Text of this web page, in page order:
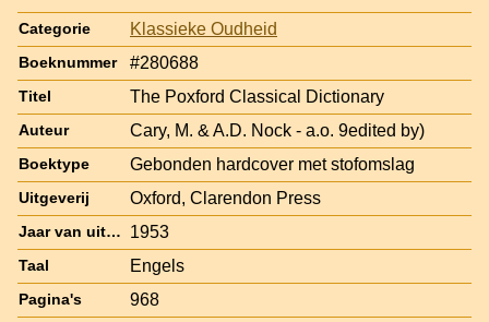
Categorie Klassieke Oudheid
Boeknummer #280688
Titel The Poxford Classical Dictionary
Auteur Cary, M. & A.D. Nock - a.o. 9edited by)
Boektype Gebonden hardcover met stofomslag
Uitgeverij Oxford, Clarendon Press
Jaar van uitgave 1953
Taal Engels
Pagina's 968